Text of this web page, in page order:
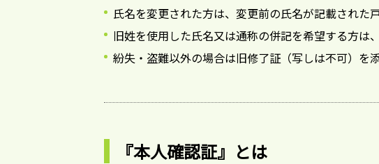
氏名を変更された方は、変更前の氏名が記載された
旧姓を使用した氏名又は通称の併記を希望する方は
紛失・盗難以外の場合は旧修了証（写しは不可）を
『本人確認証』とは